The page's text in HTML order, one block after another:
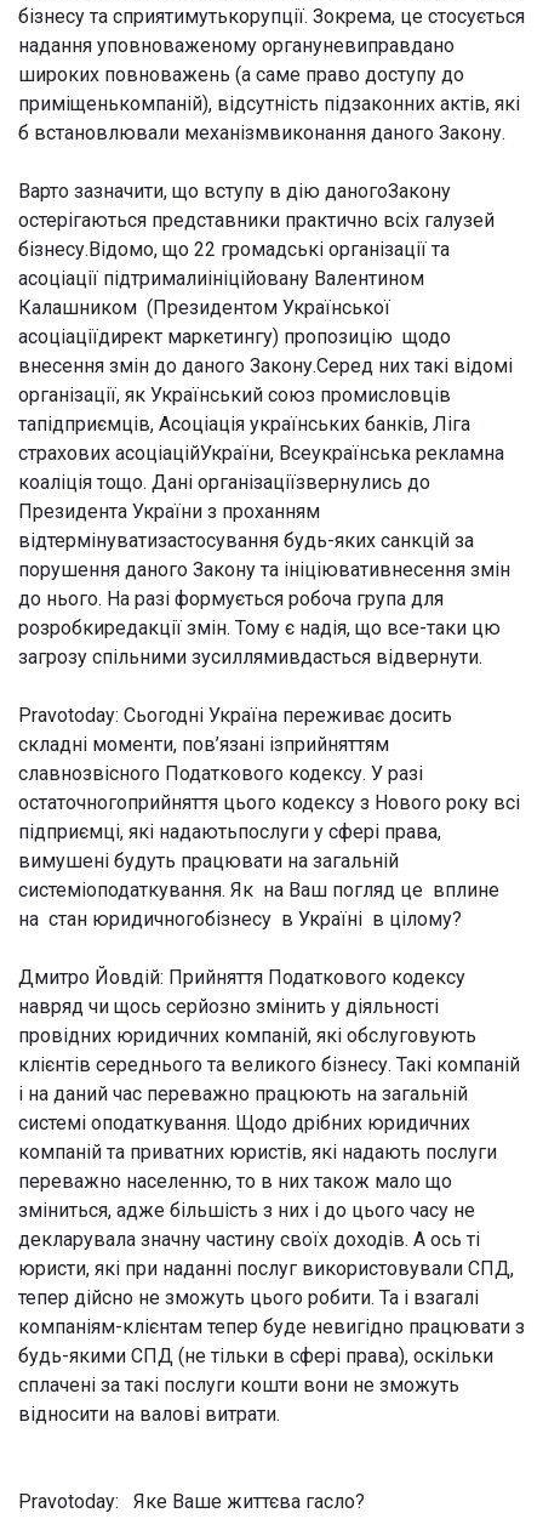
бізнесу та сприятимутькорупції. Зокрема, це стосується
надання уповноваженому органуневиправдано
широких повноважень (а саме право доступу до
приміщенькомпаній), відсутність підзаконних актів, які
б встановлювали механізмвиконання даного Закону.
Варто зазначити, що вступу в дію даногоЗакону
остерігаються представники практично всіх галузей
бізнесу.Відомо, що 22 громадські організації та
асоціації підтрималиініційовану Валентином
Калашником (Президентом Української
асоціаціїдирект маркетингу) пропозицію щодо
внесення змін до даного Закону.Серед них такі відомі
організації, як Український союз промисловців
тапідприємців, Асоціація українських банків, Ліга
страхових асоціаційУкраїни, Всеукраїнська рекламна
коаліція тощо. Дані організаціїзвернулись до
Президента України з проханням
відтермінуватизастосування будь-яких санкцій за
порушення даного Закону та ініціювативнесення змін
до нього. На разі формується робоча група для
розробкиредакції змін. Тому є надія, що все-таки цю
загрозу спільними зусиллямивдасться відвернути.
Pravotoday: Сьогодні Україна переживає досить
складні моменти, пов’язані ізприйняттям
славнозвісного Податкового кодексу. У разі
остаточногоприйняття цього кодексу з Нового року всі
підприємці, які надаютьпослуги у сфері права,
вимушені будуть працювати на загальній
системіоподаткування. Як на Ваш погляд це вплине
на стан юридичногобізнесу в Україні в цілому?
Дмитро Йовдій: Прийняття Податкового кодексу
навряд чи щось серйозно змінить у діяльності
провідних юридичних компаній, які обслуговують
клієнтів середнього та великого бізнесу. Такі компаній
і на даний час переважно працюють на загальній
системі оподаткування. Щодо дрібних юридичних
компаній та приватних юристів, які надають послуги
переважно населенню, то в них також мало що
зміниться, адже більшість з них і до цього часу не
декларувала значну частину своїх доходів. А ось ті
юристи, які при наданні послуг використовували СПД,
тепер дійсно не зможуть цього робити. Та і взагалі
компаніям-клієнтам тепер буде невигідно працювати з
будь-якими СПД (не тільки в сфері права), оскільки
сплачені за такі послуги кошти вони не зможуть
відносити на валові витрати.
Pravotoday: Яке Ваше життєва гасло?